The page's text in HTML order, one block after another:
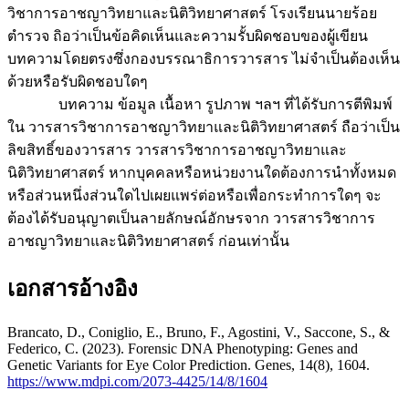
วิชาการอาชญาวิทยาและนิติวิทยาศาสตร์ โรงเรียนนายร้อย
ตำรวจ ถิอว่าเป็นข้อคิดเห็นและความรั้บผิดชอบของผู้เขียน
บทความโดยตรงซึ่งกองบรรณาธิการวารสาร ไม่จำเป็นต้องเห็น
ด้วยหรือรับผิดชอบใดๆ
บทความ ข้อมูล เนื้อหา รูปภาพ ฯลฯ ที่ได้รับการตีพิมพ์
ใน วารสารวิชาการอาชญาวิทยาและนิติวิทยาศาสตร์ ถือว่าเป็น
ลิขสิทธิ์ของวารสาร วารสารวิชาการอาชญาวิทยาและ
นิติวิทยาศาสตร์ หากบุคคลหรือหน่วยงานใดต้องการนำทั้งหมด
หรือส่วนหนึ่งส่วนใดไปเผยแพร่ต่อหรือเพื่อกระทำการใดๆ จะ
ต้องได้รับอนุญาตเป็นลายลักษณ์อักษรจาก วารสารวิชาการ
อาชญาวิทยาและนิติวิทยาศาสตร์ ก่อนเท่านั้น
เอกสารอ้างอิง
Brancato, D., Coniglio, E., Bruno, F., Agostini, V., Saccone, S., &
Federico, C. (2023). Forensic DNA Phenotyping: Genes and
Genetic Variants for Eye Color Prediction. Genes, 14(8), 1604.
https://www.mdpi.com/2073-4425/14/8/1604